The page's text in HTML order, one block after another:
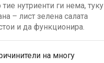
нутриенти ги нема, туку
– лист зелена салата
и да функционира.
на многу